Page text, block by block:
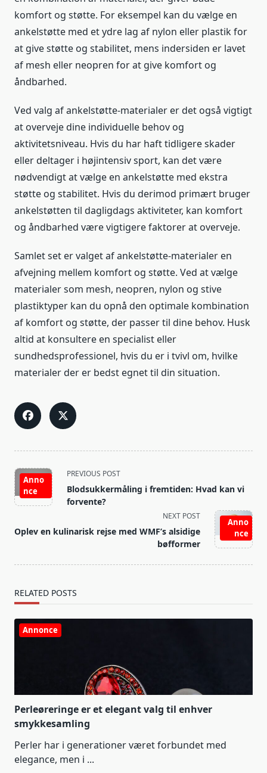
komfort og støtte. For eksempel kan du vælge en
ankelstøtte med et ydre lag af nylon eller plastik for
at give støtte og stabilitet, mens indersiden er lavet
af mesh eller neopren for at give komfort og
åndbarhed.
Ved valg af ankelstøtte-materialer er det også vigtigt
at overveje dine individuelle behov og
aktivitetsniveau. Hvis du har haft tidligere skader
eller deltager i højintensiv sport, kan det være
nødvendigt at vælge en ankelstøtte med ekstra
støtte og stabilitet. Hvis du derimod primært bruger
ankelstøtten til dagligdags aktiviteter, kan komfort
og åndbarhed være vigtigere faktorer at overveje.
Samlet set er valget af ankelstøtte-materialer en
afvejning mellem komfort og støtte. Ved at vælge
materialer som mesh, neopren, nylon og stive
plastiktyper kan du opnå den optimale kombination
af komfort og støtte, der passer til dine behov. Husk
altid at konsultere en specialist eller
sundhedsprofessionel, hvis du er i tvivl om, hvilke
materialer der er bedst egnet til din situation.
<span
class="nav-
subtitle
reader-
Anno
nce
PREVIOUS POST
Blodsukkermåling i fremtiden: Hvad kan vi
forvente?
Anno
nce
NEXT POST
Oplev en kulinarisk rejse med WMF’s alsidige
bøfformer
RELATED POSTS
Annonce
Perleøreringe er et elegant valg til enhver
smykkesamling
Perler har i generationer været forbundet med
elegance, men i ...